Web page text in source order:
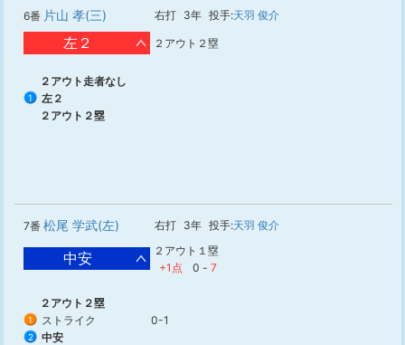
6番 片山 孝(三) 右打 3年 投手:天羽 俊介
左２ ２アウト２塁
２アウト走者なし
1
左２
２アウト２塁
7番 松尾 学武(左) 右打 3年 投手:天羽 俊介
中安
２アウト１塁
+1点
0 - 7
２アウト２塁
1 ストライク 0-1
2
中安